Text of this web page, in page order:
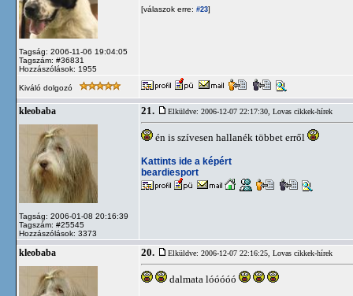
Tagság: 2006-11-06 19:04:05
Tagszám: #36831
Hozzászólások: 1955
[válaszok erre: #23]
Kiváló dolgozó
kleobaba
Tagság: 2006-01-08 20:16:39
Tagszám: #25545
Hozzászólások: 3373
21. Elküldve: 2006-12-07 22:17:30, Lovas cikkek-hírek
én is szívesen hallanék többet erről
Kattints ide a képért
beardiesport
kleobaba 20. Elküldve: 2006-12-07 22:16:25, Lovas cikkek-hírek
dalmata lóóóóó